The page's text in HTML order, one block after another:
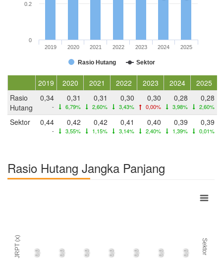
Rasio Hutang Sektor
2019 2020 2021 2022 2023 2024 2025
0
0.2
2019 2020 2021 2022 2023 2024
2025
Rasio
Hutang
0,34
-
0,31
6,79%
0,31
2,60%
0,30
3,43%
0,30
0,00%
0,28
3,98%
0,28
2,60%
Sektor 0,44
-
0,42
3,55%
0,42
1,15%
0,41
3,14%
0,40
2,40%
0,39
1,39%
0,39
0,01%
Rasio Hutang Jangka Panjang
JRPT (x) Sektor
0,0 0,0 0,0 0,0 0,0 0,0 0,0